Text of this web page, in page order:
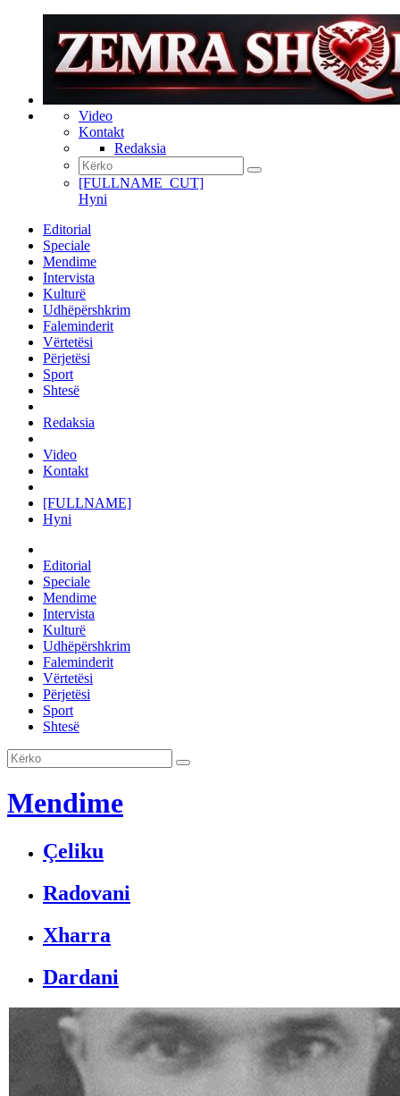
Video
Kontakt
Redaksia
[FULLNAME_CUT]
Hyni
Editorial
Speciale
Mendime
Intervista
Kulturë
Udhëpërshkrim
Faleminderit
Vërtetësi
Përjetësi
Sport
Shtesë
Redaksia
Video
Kontakt
[FULLNAME]
Hyni
Editorial
Speciale
Mendime
Intervista
Kulturë
Udhëpërshkrim
Faleminderit
Vërtetësi
Përjetësi
Sport
Shtesë
Mendime
Çeliku
Radovani
Xharra
Dardani